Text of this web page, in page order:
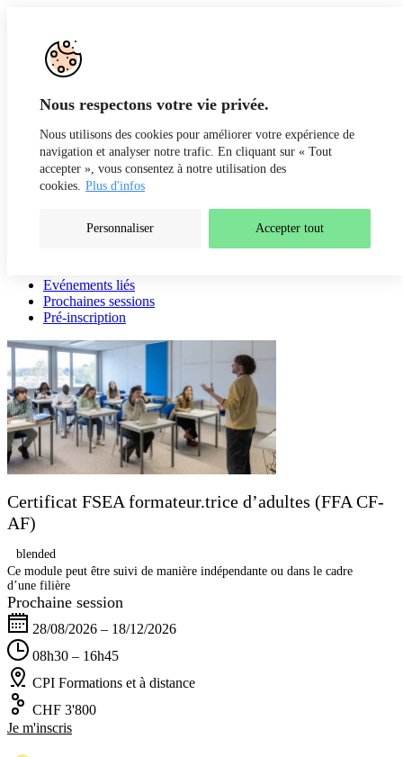
Nous respectons votre vie privée.
Nous utilisons des cookies pour améliorer votre expérience de
navigation et analyser notre trafic. En cliquant sur « Tout
accepter », vous consentez à notre utilisation des
cookies. Plus d'infos
Personnaliser Accepter tout
Evénements liés
Prochaines sessions
Pré-inscription
Certificat FSEA formateur.trice d’adultes (FFA CF-
AF)
blended
Ce module peut être suivi de manière indépendante ou dans le cadre
d’une filière
Prochaine session
28/08/2026 – 18/12/2026
08h30 – 16h45
CPI Formations et à distance
CHF 3'800
Je m'inscris